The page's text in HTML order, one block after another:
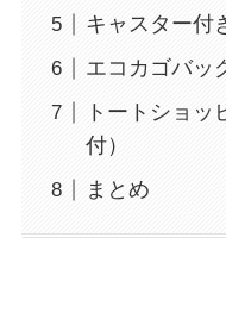
キャスター付
エコカゴバッ
トートショッ
付）
まとめ